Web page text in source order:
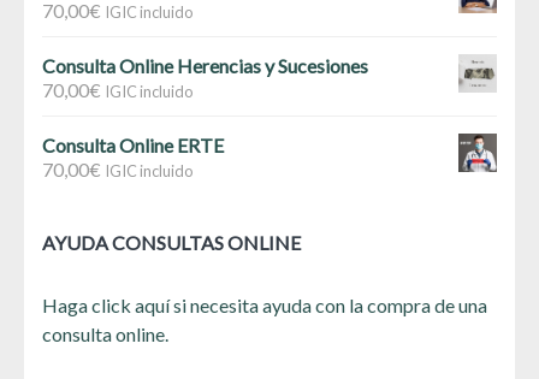
70,00€ IGIC incluido
Consulta Online Herencias y Sucesiones
70,00€ IGIC incluido
Consulta Online ERTE
70,00€ IGIC incluido
AYUDA CONSULTAS ONLINE
Haga click aquí si necesita ayuda con la compra de una
consulta online.